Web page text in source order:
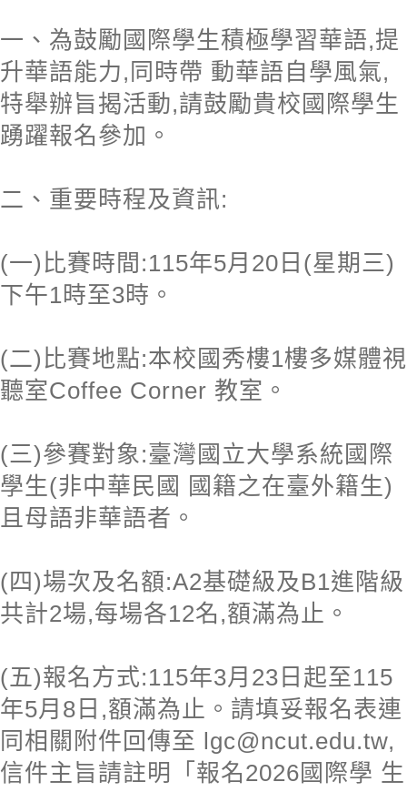
一、為鼓勵國際學生積極學習華語,提
升華語能力,同時帶 動華語自學風氣,
特舉辦旨揭活動,請鼓勵貴校國際學生
踴躍報名參加。
二、重要時程及資訊:
(一)比賽時間:115年5月20日(星期三)
下午1時至3時。
(二)比賽地點:本校國秀樓1樓多媒體視
聽室Coffee Corner 教室。
(三)參賽對象:臺灣國立大學系統國際
學生(非中華民國 國籍之在臺外籍生)
且母語非華語者。
(四)場次及名額:A2基礎級及B1進階級
共計2場,每場各12名,額滿為止。
(五)報名方式:115年3月23日起至115
年5月8日,額滿為止。請填妥報名表連
同相關附件回傳至 lgc@ncut.edu.tw,
信件主旨請註明「報名2026國際學 生